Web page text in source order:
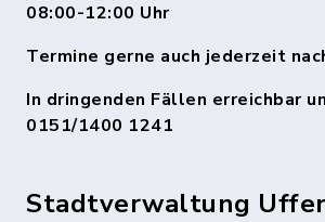
08:00-12:00 Uhr
Termine gerne auch jederzeit
In dringenden Fällen erreichbar
0151/1400 1241
Stadtverwaltung